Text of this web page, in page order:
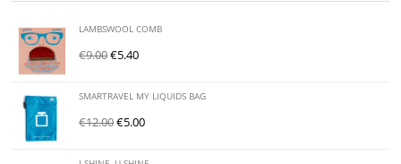
LAMBSWOOL COMB
€9.00€5.40
SMARTRAVEL MY LIQUIDS BAG
€12.00€5.00